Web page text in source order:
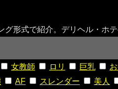
グ形式で紹介。デリヘル・ホ
女教師 ロリ 巨乳
AF スレンダー 美人